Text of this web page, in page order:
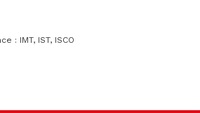
: IMT, IST, ISCO